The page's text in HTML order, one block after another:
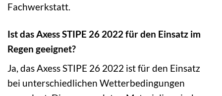
Fachwerkstatt.
Ist das Axess STIPE 26 2022 für den Einsatz im
Regen geeignet?
Ja, das Axess STIPE 26 2022 ist für den Einsatz
bei unterschiedlichen Wetterbedingungen